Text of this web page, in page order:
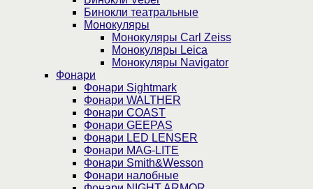
Бинокли театральные
Монокуляры
Монокуляры Carl Zeiss
Монокуляры Leica
Монокуляры Navigator
Фонари
Фонари Sightmark
Фонари WALTHER
Фонари COAST
Фонари GEEPAS
Фонари LED LENSER
Фонари MAG-LITE
Фонари Smith&Wesson
Фонари налобные